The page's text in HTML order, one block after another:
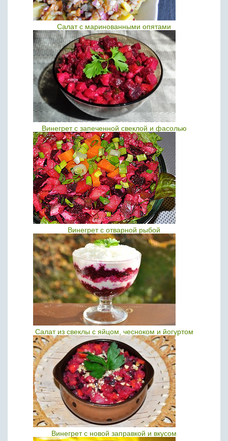
Салат с маринованными опятами
Винегрет с запеченной свеклой и фасолью
Винегрет с отварной рыбой
Салат из свеклы с яйцом, чесноком и йогуртом
Винегрет с новой заправкой и вкусом